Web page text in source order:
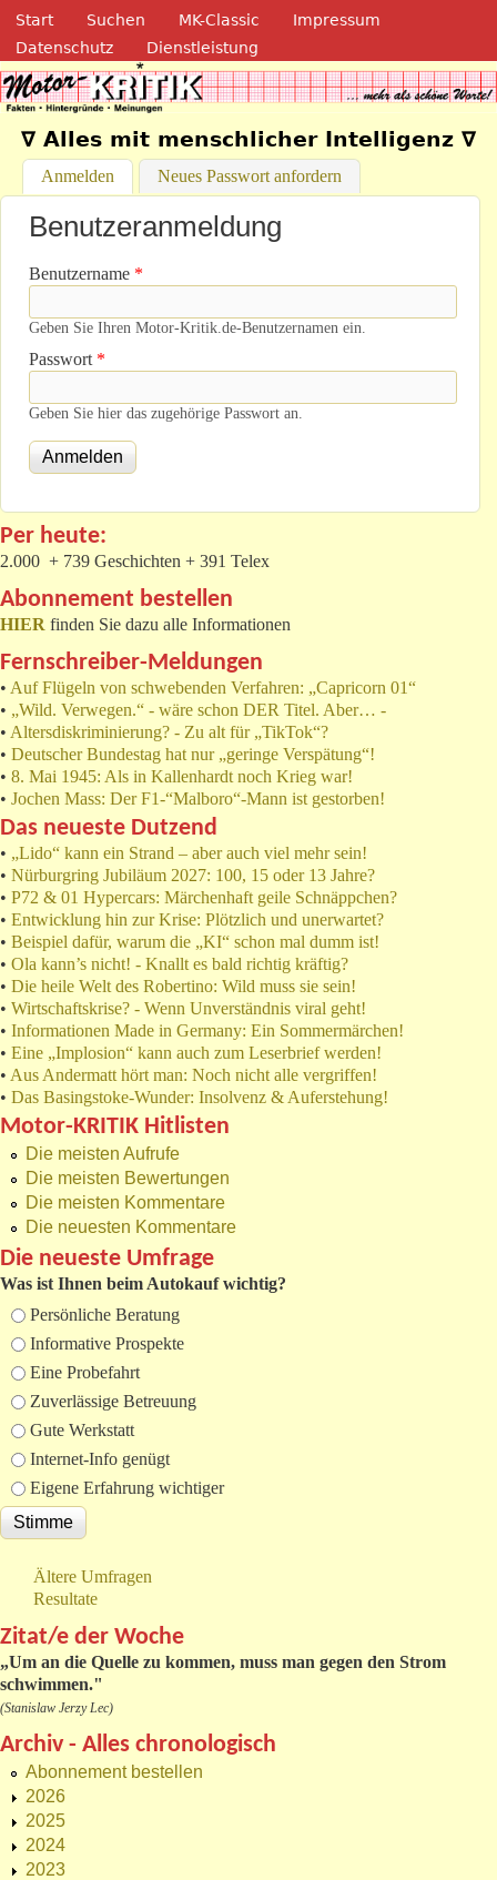
Direkt zum Inhalt
Navigation
Start Suchen MK-Classic
Impressum
Datenschutz
Dienstleistung
Motor-Kritik.de
∇ Alles mit menschlicher Intelligenz ∇
Anmelden (aktiver Reiter)
Neues Passwort anfordern
Benutzeranmeldung
Benutzername *
Geben Sie Ihren Motor-Kritik.de-Benutzernamen ein.
Passwort *
Geben Sie hier das zugehörige Passwort an.
Per heute:
2.000 + 739 Geschichten + 391 Telex
Abonnement bestellen
HIER finden Sie dazu alle Informationen
Fernschreiber-Meldungen
• Auf Flügeln von schwebenden Verfahren: „Capricorn 01“
• „Wild. Verwegen.“ - wäre schon DER Titel. Aber… -
• Altersdiskriminierung? - Zu alt für „TikTok“?
• Deutscher Bundestag hat nur „geringe Verspätung“!
• 8. Mai 1945: Als in Kallenhardt noch Krieg war!
• Jochen Mass: Der F1-“Malboro“-Mann ist gestorben!
Das neueste Dutzend
• „Lido“ kann ein Strand – aber auch viel mehr sein!
• Nürburgring Jubiläum 2027: 100, 15 oder 13 Jahre?
• P72 & 01 Hypercars: Märchenhaft geile Schnäppchen?
• Entwicklung hin zur Krise: Plötzlich und unerwartet?
• Beispiel dafür, warum die „KI“ schon mal dumm ist!
• Ola kann’s nicht! - Knallt es bald richtig kräftig?
• Die heile Welt des Robertino: Wild muss sie sein!
• Wirtschaftskrise? - Wenn Unverständnis viral geht!
• Informationen Made in Germany: Ein Sommermärchen!
• Eine „Implosion“ kann auch zum Leserbrief werden!
• Aus Andermatt hört man: Noch nicht alle vergriffen!
• Das Basingstoke-Wunder: Insolvenz & Auferstehung!
Motor-KRITIK Hitlisten
Die meisten Aufrufe
Die meisten Bewertungen
Die meisten Kommentare
Die neuesten Kommentare
Die neueste Umfrage
Was ist Ihnen beim Autokauf wichtig?
Auswahlmöglichkeiten
Persönliche Beratung
Informative Prospekte
Eine Probefahrt
Zuverlässige Betreuung
Gute Werkstatt
Internet-Info genügt
Eigene Erfahrung wichtiger
Ältere Umfragen
Resultate
Zitat/e der Woche
„Um an die Quelle zu kommen, muss man gegen den Strom
schwimmen."
(Stanislaw Jerzy Lec)
Archiv - Alles chronologisch
Abonnement bestellen
2026
2025
2024
2023